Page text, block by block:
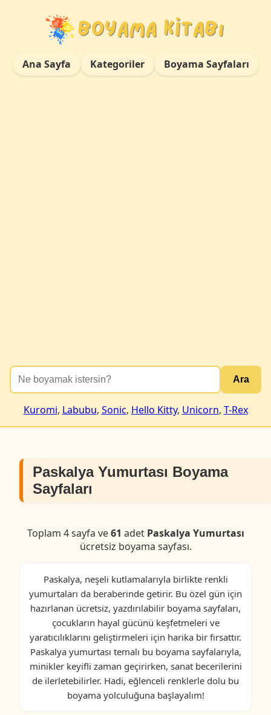
Ana Sayfa Kategoriler Boyama Sayfaları
Ara
Kuromi, Labubu, Sonic, Hello Kitty, Unicorn, T-Rex
Paskalya Yumurtası Boyama
Sayfaları
Toplam 4 sayfa ve61 adet Paskalya Yumurtası
ücretsiz boyama sayfası.
Paskalya, neşeli kutlamalarıyla birlikte renkli
yumurtaları da beraberinde getirir. Bu özel gün için
hazırlanan ücretsiz, yazdırılabilir boyama sayfaları,
çocukların hayal gücünü keşfetmeleri ve
yaratıcılıklarını geliştirmeleri için harika bir fırsattır.
Paskalya yumurtası temalı bu boyama sayfalarıyla,
minikler keyifli zaman geçirirken, sanat becerilerini
de ilerletebilirler. Hadi, eğlenceli renklerle dolu bu
boyama yolculuğuna başlayalım!